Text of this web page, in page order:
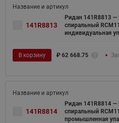
141R8813
Ридан 141R8813 —
спиральный
индивидуальная
В корзину ₽ 62 668.75
141R8814
Ридан 141R8814 —
спиральный
промышленная